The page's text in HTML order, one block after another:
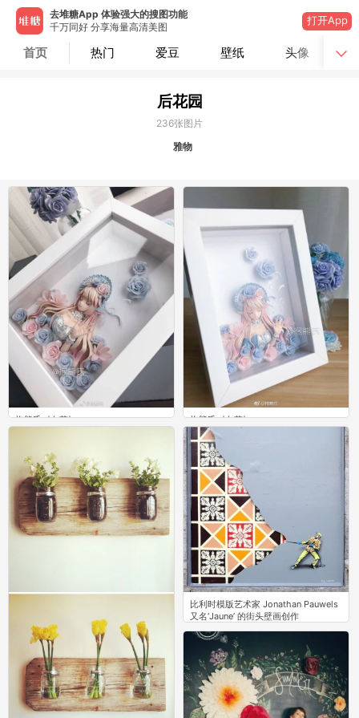
去堆糖App 体验强大的搜图功能
千万同好 分享海量高清美图
打开App
首页 热门 爱豆 壁纸 头像
后花园
236张图片
雅物
抱熊氏《白落》
3
抱熊氏《白落》
比利时模版艺术家 Jonathan Pauwels
又名‘Jaune’ 的街头壁画创作
1